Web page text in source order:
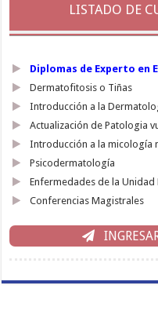
LISTADO DE
Diplomas de Experto en
Dermatofitosis o Tiñas
Introducción a la
Actualización de Patologia
Introducción a la micología
Psicodermatología
Enfermedades de la Unidad
Conferencias Magistrales